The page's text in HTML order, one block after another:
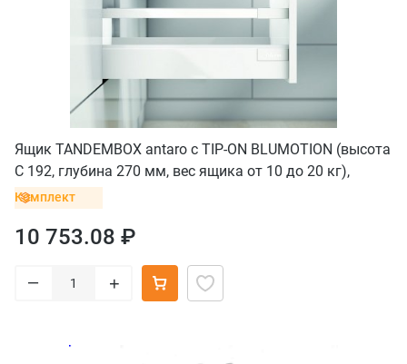
Ящик TANDEMBOX antaro с TIP-ON BLUMOTION (высота
С 192, глубина 270 мм, вес ящика от 10 до 20 кг),
крепление INSERTA, белый
Комплект
10 753.08 ₽
– +